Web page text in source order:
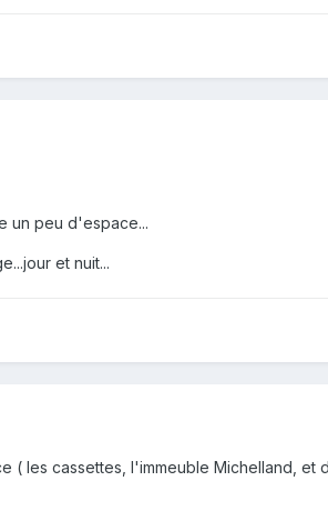
un peu d'espace...
et nuit...
les cassettes, l'immeuble Michelland, et